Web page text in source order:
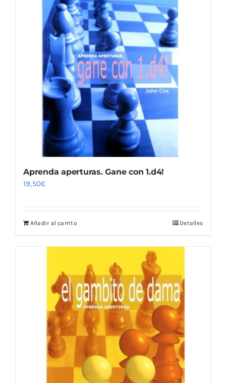
Aprenda aperturas. Gane con 1.d4!
19,50€
Añadir al carrito Detalles